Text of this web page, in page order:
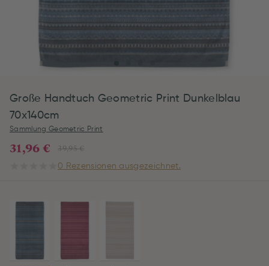
Große Handtuch Geometric Print Dunkelblau
70x140cm
Sammlung Geometric Print
39,95 €
31,96 €
0 Rezensionen ausgezeichnet.